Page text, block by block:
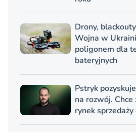
Drony,
Wojna w
poligonem dla
bateryjnych
Pstryk
na rozwój.
rynek